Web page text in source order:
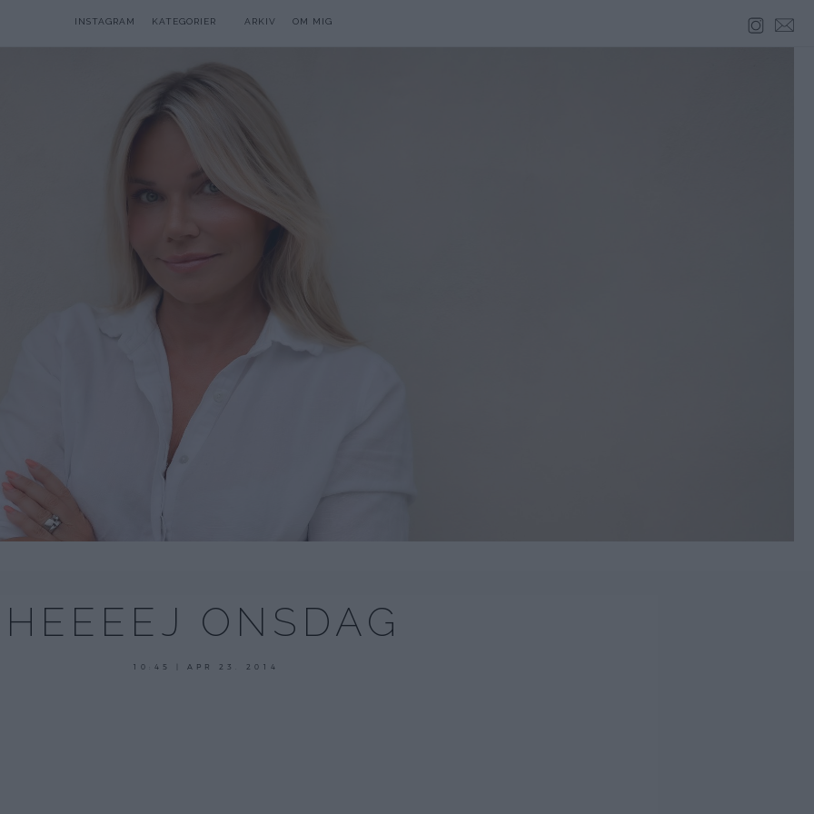
INSTAGRAM KATEGORIER ARKIV OM MIG
HEEEEJ ONSDAG
10:45 | APR 23. 2014